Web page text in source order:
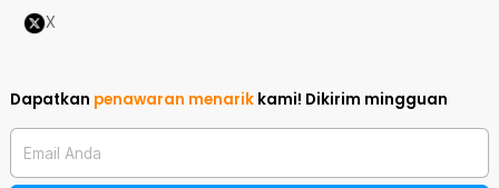
X
Dapatkan penawaran menarik kami! Dikirim mingguan
Email Anda